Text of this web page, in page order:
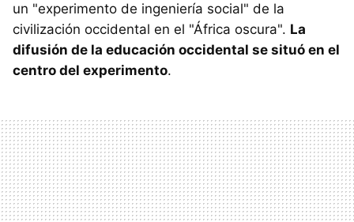
un "experimento de ingeniería social" de la
civilización occidental en el "África oscura". La
difusión de la educación occidental se situó en el
centro del experimento.